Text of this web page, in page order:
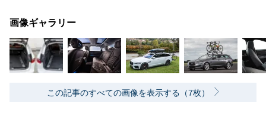
画像ギャラリー
この記事のすべての画像を表示する（7枚）